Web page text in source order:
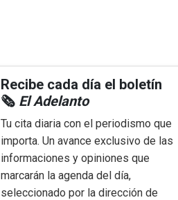
Recibe cada día el boletín
🗞️ El Adelanto
Tu cita diaria con el periodismo que
importa. Un avance exclusivo de las
informaciones y opiniones que
marcarán la agenda del día,
seleccionado por la dirección de